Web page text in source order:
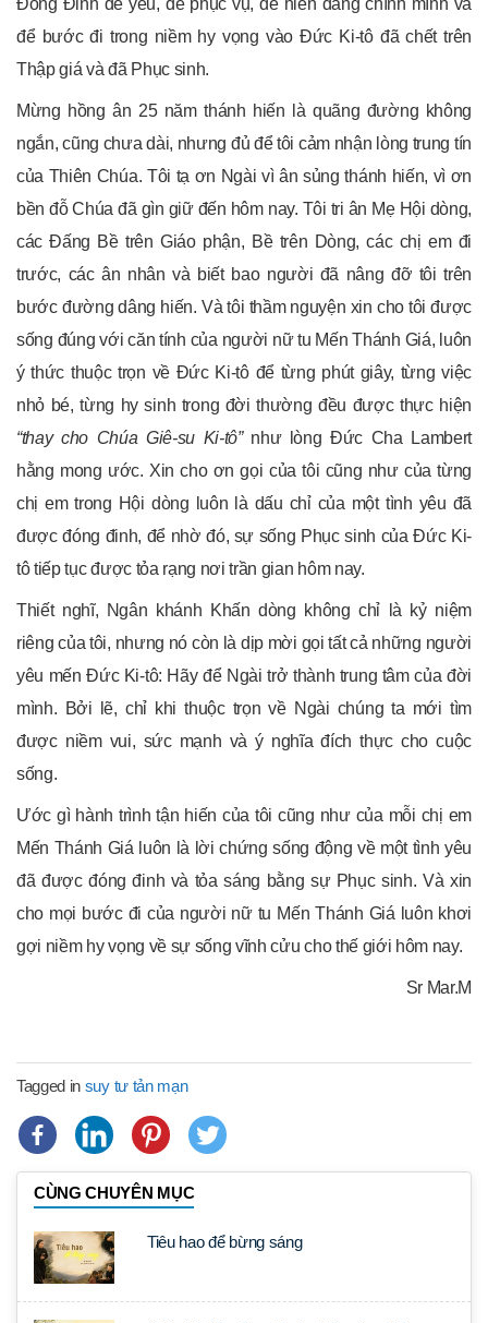
Đóng Đinh để yêu, để phục vụ, để hiến dâng chính mình và
để bước đi trong niềm hy vọng vào Đức Ki-tô đã chết trên
Thập giá và đã Phục sinh.
Mừng hồng ân 25 năm thánh hiến là quãng đường không
ngắn, cũng chưa dài, nhưng đủ để tôi cảm nhận lòng trung tín
của Thiên Chúa. Tôi tạ ơn Ngài vì ân sủng thánh hiến, vì ơn
bền đỗ Chúa đã gìn giữ đến hôm nay. Tôi tri ân Mẹ Hội dòng,
các Đấng Bề trên Giáo phận, Bề trên Dòng, các chị em đi
trước, các ân nhân và biết bao người đã nâng đỡ tôi trên
bước đường dâng hiến. Và tôi thầm nguyện xin cho tôi được
sống đúng với căn tính của người nữ tu Mến Thánh Giá, luôn
ý thức thuộc trọn về Đức Ki-tô để từng phút giây, từng việc
nhỏ bé, từng hy sinh trong đời thường đều được thực hiện
“thay cho Chúa Giê-su Ki-tô”như lòng Đức Cha Lambert
hằng mong ước. Xin cho ơn gọi của tôi cũng như của từng
chị em trong Hội dòng luôn là dấu chỉ của một tình yêu đã
được đóng đinh, để nhờ đó, sự sống Phục sinh của Đức Ki-
tô tiếp tục được tỏa rạng nơi trần gian hôm nay.
Thiết nghĩ, Ngân khánh Khấn dòng không chỉ là kỷ niệm
riêng của tôi, nhưng nó còn là dịp mời gọi tất cả những người
yêu mến Đức Ki-tô: Hãy để Ngài trở thành trung tâm của đời
mình. Bởi lẽ, chỉ khi thuộc trọn về Ngài chúng ta mới tìm
được niềm vui, sức mạnh và ý nghĩa đích thực cho cuộc
sống.
Ước gì hành trình tận hiến của tôi cũng như của mỗi chị em
Mến Thánh Giá luôn là lời chứng sống động về một tình yêu
đã được đóng đinh và tỏa sáng bằng sự Phục sinh. Và xin
cho mọi bước đi của người nữ tu Mến Thánh Giá luôn khơi
gợi niềm hy vọng về sự sống vĩnh cửu cho thế giới hôm nay.
Sr Mar.M
Tagged in suy tư tản mạn
CÙNG CHUYÊN MỤC
Tiêu hao để bừng sáng